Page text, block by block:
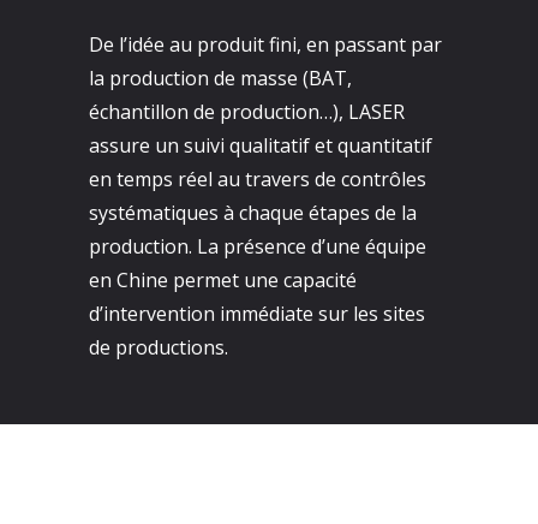
De l’idée au produit fini, en passant par
la production de masse (BAT,
échantillon de production…), LASER
assure un suivi qualitatif et quantitatif
en temps réel au travers de contrôles
systématiques à chaque étapes de la
production. La présence d’une équipe
en Chine permet une capacité
d’intervention immédiate sur les sites
de productions.